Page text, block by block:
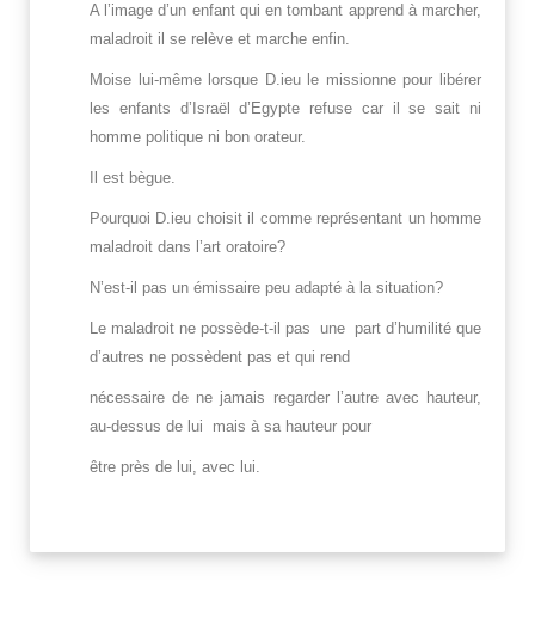
A l’image d’un enfant qui en tombant apprend à marcher,
maladroit il se relève et marche enfin.
Moise lui-même lorsque D.ieu le missionne pour libérer
les enfants d’Israël d’Egypte refuse car il se sait ni
homme politique ni bon orateur.
Il est bègue.
Pourquoi D.ieu choisit il comme représentant un homme
maladroit dans l’art oratoire?
N’est-il pas un émissaire peu adapté à la situation?
Le maladroit ne possède-t-il pas une part d’humilité que
d’autres ne possèdent pas et qui rend
nécessaire de ne jamais regarder l’autre avec hauteur,
au-dessus de lui mais à sa hauteur pour
être près de lui, avec lui.